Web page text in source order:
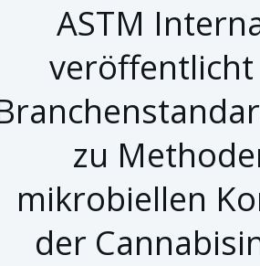
ASTM
zu
mikrobiellen
der